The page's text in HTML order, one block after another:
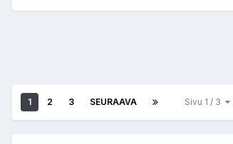
1 2 3 SEURAAVA Sivu 1 / 3